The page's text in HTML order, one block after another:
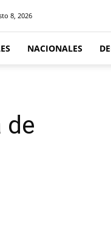
8, 2026
NACIONALES
de